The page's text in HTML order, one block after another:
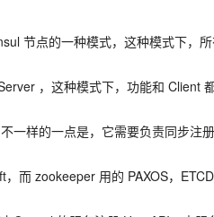
节点的一种模式，这种模式下，
，这种模式下，功能和 Client
一样的一点是，它需要负责同步注
而 zookeeper 用的 PAXOS，